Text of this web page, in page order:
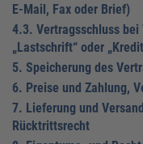
E-Mail, Fax oder Brief)
4.3. Vertragsschluss bei
„Lastschrift“ oder
5. Speicherung des
6. Preise und Zahlung,
7. Lieferung und
Rücktrittsrecht